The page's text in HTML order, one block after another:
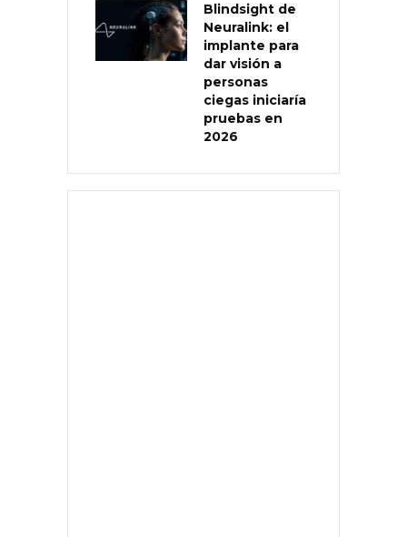
Blindsight de
Neuralink: el
implante para
dar visión a
personas
ciegas iniciaría
pruebas en
2026